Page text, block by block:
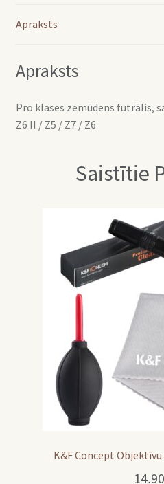
Apraksts
Apraksts
Pro klases zemūdens futrālis,
Z6 II / Z5 / Z7 / Z6
Saistītie
K&F Concept
14,90